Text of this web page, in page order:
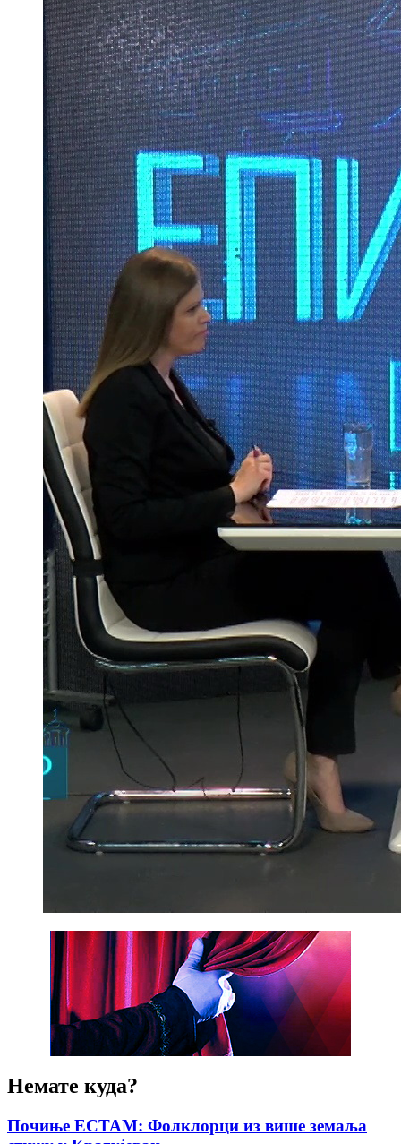
Немате куда?
Почиње ЕСТАМ: Фолклорци из више земаља